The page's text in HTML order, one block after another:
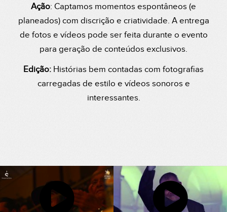
Ação: Captamos momentos espontâneos (e
planeados) com discrição e criatividade. A entrega
de fotos e vídeos pode ser feita durante o evento
para geração de conteúdos exclusivos.
Edição: Histórias bem contadas com fotografias
carregadas de estilo e vídeos sonoros e
interessantes.